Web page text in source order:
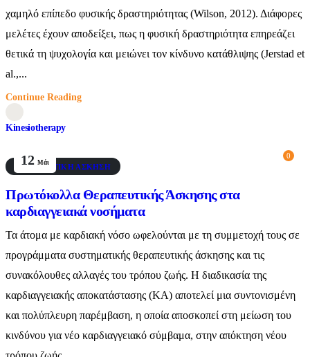
χαμηλό επίπεδο φυσικής δραστηριότητας (Wilson, 2012). Διάφορες
μελέτες έχουν αποδείξει, πως η φυσική δραστηριότητα επηρεάζει
θετικά τη ψυχολογία και μειώνει τον κίνδυνο κατάθλιψης (Jerstad et
al.,...
Continue Reading
Kinesiotherapy
12 Μάι
0
ΘΕΡΑΠΕΥΤΙΚΉ ΆΣΚΗΣΗ
Πρωτόκολλα Θεραπευτικής Άσκησης στα
καρδιαγγειακά νοσήματα
Τα άτομα με καρδιακή νόσο ωφελούνται με τη συμμετοχή τους σε
προγράμματα συστηματικής θεραπευτικής άσκησης και τις
συνακόλουθες αλλαγές του τρόπου ζωής. H διαδικασία της
καρδιαγγειακής αποκατάστασης (ΚΑ) αποτελεί μια συντονισμένη
και πολύπλευρη παρέμβαση, η οποία αποσκοπεί στη μείωση του
κινδύνου για νέο καρδιαγγειακό σύμβαμα, στην απόκτηση νέου